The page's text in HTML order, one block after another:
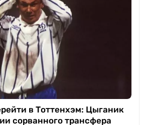
в Тоттенхэм: Цыганик
сорванного трансфера